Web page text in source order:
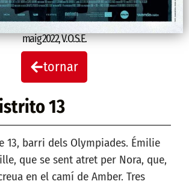
maig 2022,V.O.S.E.
tornar
13
13, barri dels Olympiades. Émilie
que se sent atret per Nora, que,
en el camí de Amber. Tres